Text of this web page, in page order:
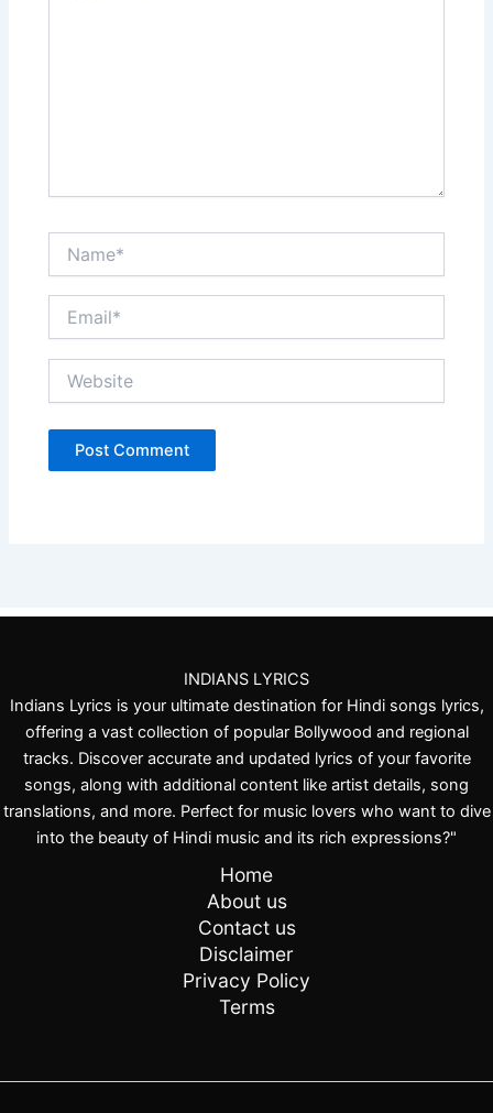
INDIANS LYRICS
Indians Lyrics is your ultimate destination for Hindi songs lyrics,
offering a vast collection of popular Bollywood and regional
tracks. Discover accurate and updated lyrics of your favorite
songs, along with additional content like artist details, song
translations, and more. Perfect for music lovers who want to dive
into the beauty of Hindi music and its rich expressions?"
Home
About us
Contact us
Disclaimer
Privacy Policy
Terms